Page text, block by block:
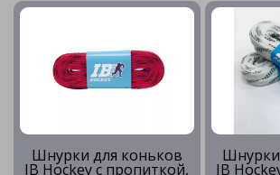
Шнурки для коньков
IB Hockey с пропиткой, IB